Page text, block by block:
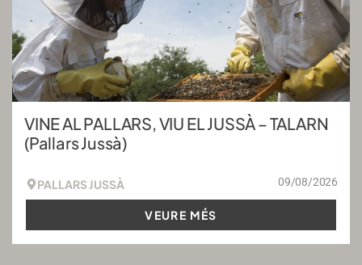
VINE AL PALLARS, VIU EL JUSSÀ – TALARN
(Pallars Jussà)
PALLARS JUSSÀ 09/08/2026
VEURE MÉS